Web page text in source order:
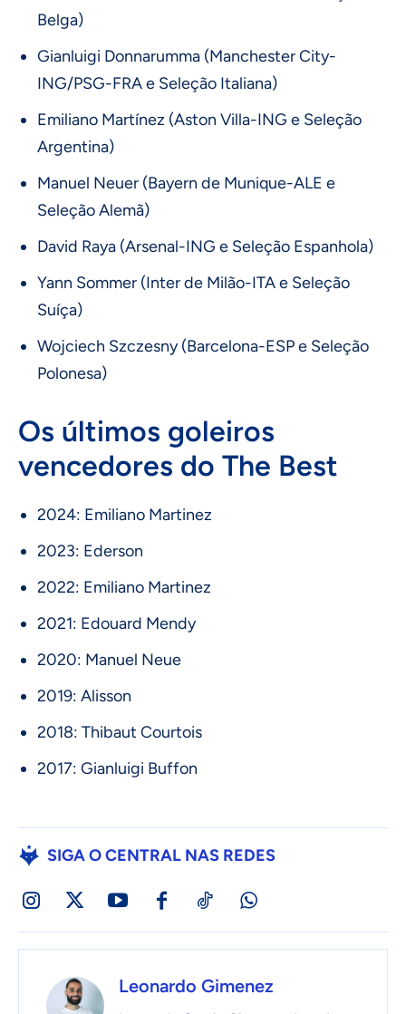
Belga)
Gianluigi Donnarumma (Manchester City-
ING/PSG-FRA e Seleção Italiana)
Emiliano Martínez (Aston Villa-ING e Seleção
Argentina)
Manuel Neuer (Bayern de Munique-ALE e
Seleção Alemã)
David Raya (Arsenal-ING e Seleção Espanhola)
Yann Sommer (Inter de Milão-ITA e Seleção
Suíça)
Wojciech Szczesny (Barcelona-ESP e Seleção
Polonesa)
Os últimos goleiros
vencedores do The Best
2024: Emiliano Martinez
2023: Ederson
2022: Emiliano Martinez
2021: Edouard Mendy
2020: Manuel Neue
2019: Alisson
2018: Thibaut Courtois
2017: Gianluigi Buffon
SIGA O CENTRAL NAS REDES
Leonardo Gimenez